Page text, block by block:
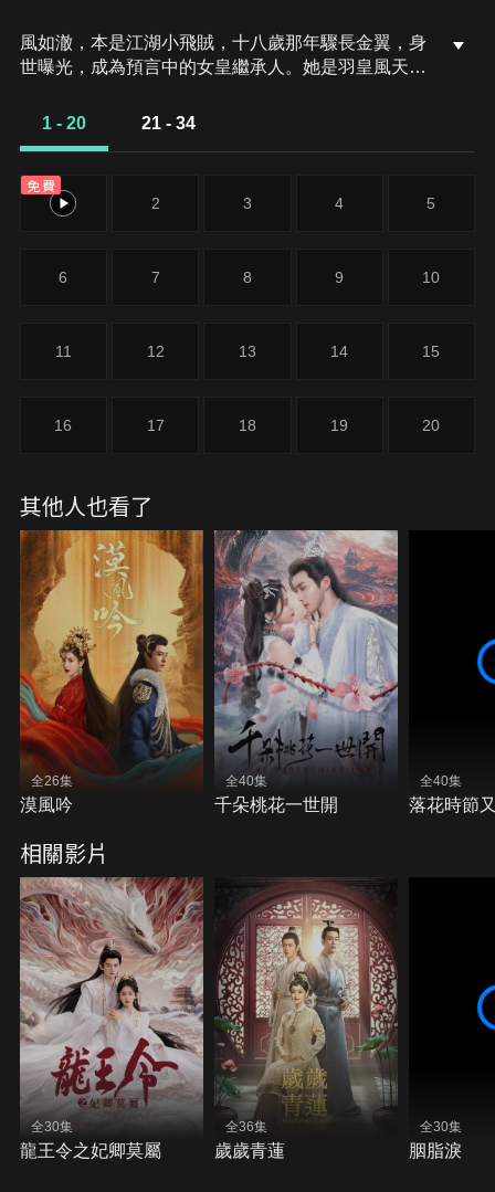
風如澈，本是江湖小飛賊，十八歲那年驟長金翼，身
世曝光，成為預言中的女皇繼承人。她是羽皇風天逸
被花神奪命，卻被祕術師雪景空以心頭血救回，從此
轉動...
1 - 20 21 - 34
免費
1 2 3 4 5
6 7 8 9 10
11 12 13 14 15
16 17 18 19 20
其他人也看了
全26集
漠風吟
全40集
千朵桃花一世開
全40集
落花時節
相關影片
全30集
龍王令之妃卿莫屬
全36集
歲歲青蓮
全30集
胭脂淚